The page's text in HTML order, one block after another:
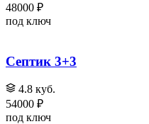
48000 ₽
под ключ
Септик 3+3
4.8 куб.
54000 ₽
под ключ